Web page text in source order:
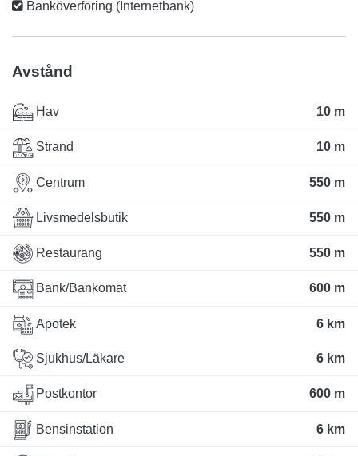
Banköverföring (Internetbank)
Avstånd
Hav 10 m
Strand 10 m
Centrum 550 m
Livsmedelsbutik 550 m
Restaurang 550 m
Bank/Bankomat 600 m
Apotek 6 km
Sjukhus/Läkare 6 km
Postkontor 600 m
Bensinstation 6 km